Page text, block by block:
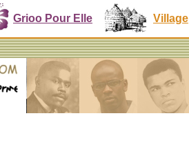
Grioo Pour Elle Village